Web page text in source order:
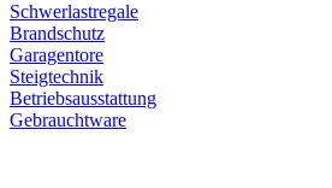
Schwerlastregale
Brandschutz
Garagentore
Steigtechnik
Betriebsausstattung
Gebrauchtware